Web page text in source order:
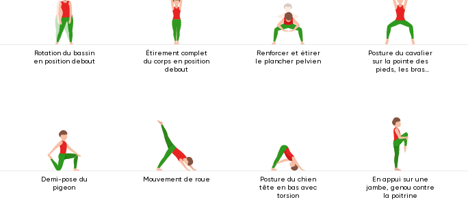
Rotation du bassin
en position debout
Étirement complet
du corps en position
debout
Renforcer et étirer
le plancher pelvien
Posture du cavalier
sur la pointe des
pieds, les bras
Demi-pose du
pigeon
Mouvement de roue
Posture du chien
tête en bas avec
torsion
En appui sur une
jambe, genou contre
la poitrine